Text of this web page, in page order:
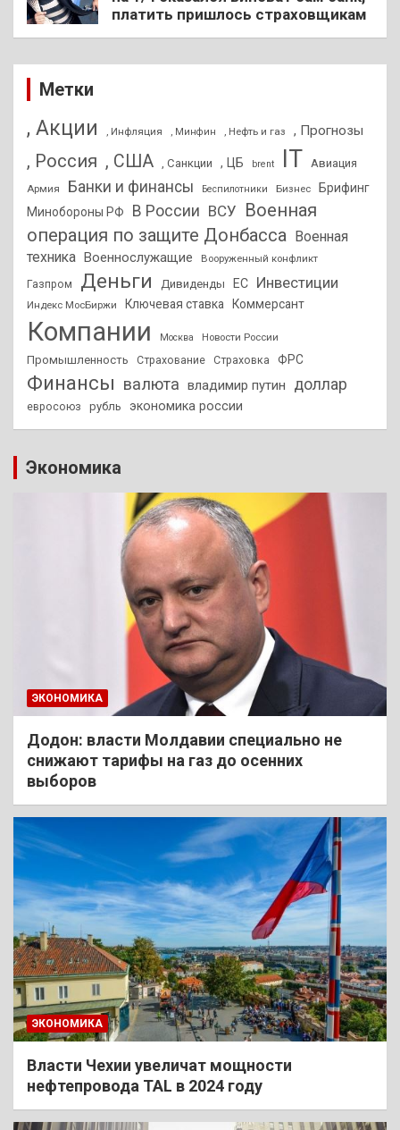
платить пришлось страховщикам
Метки
, Акции , Инфляция , Минфин , Нефть и газ , Прогнозы
, Россия , США , Санкции , ЦБ brent IT Авиация
Армия Банки и финансы Беспилотники Бизнес
Брифинг
Минобороны РФ
В России ВСУ Военная
операция по защите Донбасса Военная
техника Военнослужащие Вооруженный конфликт
Газпром Деньги Дивиденды ЕС Инвестиции
Индекс МосБиржи Ключевая ставка Коммерсант
Компании Москва Новости России
Промышленность Страхование Страховка ФРС
Финансы валюта владимир путин доллар
евросоюз рубль экономика россии
Экономика
ЭКОНОМИКА
Додон: власти Молдавии специально не
снижают тарифы на газ до осенних
выборов
ЭКОНОМИКА
Власти Чехии увеличат мощности
нефтепровода TAL в 2024 году